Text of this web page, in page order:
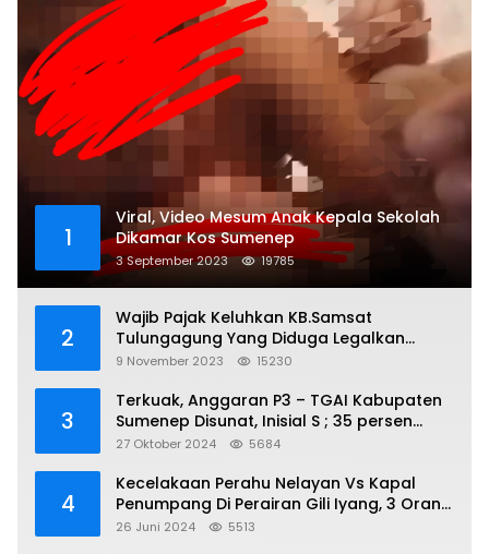
1
Viral, Video Mesum Anak Kepala Sekolah
Dikamar Kos Sumenep
3 September 2023 19785
2
Wajib Pajak Keluhkan KB.Samsat
Tulungagung Yang Diduga Legalkan
Pungli
9 November 2023 15230
3
Terkuak, Anggaran P3 – TGAI Kabupaten
Sumenep Disunat, Inisial S ; 35 persen
Bagian Oknum DPR- RI
27 Oktober 2024 5684
4
Kecelakaan Perahu Nelayan Vs Kapal
Penumpang Di Perairan Gili Iyang, 3 Orang
Hilang
26 Juni 2024 5513